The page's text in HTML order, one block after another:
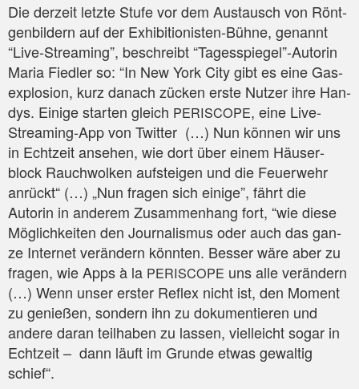
Die der­zeit letz­te Stu­fe vor dem Aus­tausch von Rönt­
gen­bil­dern auf der Exhi­bi­tio­nis­ten-Büh­ne, genannt
“Live-Strea­ming”, beschreibt “Tagesspiegel”-Autorin
Maria Fied­ler so: “In New York City gibt es eine Gas­
ex­plo­si­on, kurz danach zücken ers­te Nut­zer ihre Han­
dys. Eini­ge star­ten gleich PERISCOPE, eine Live-
Strea­ming-App von Twit­ter (…) Nun kön­nen wir uns
in Echt­zeit anse­hen, wie dort über einem Häu­ser­
block Rauch­wol­ken auf­stei­gen und die Feu­er­wehr
anrückt“ (…) „Nun fra­gen sich eini­ge”, fährt die
Autorin in ande­rem Zusam­men­hang fort, “wie die­se
Mög­lich­kei­ten den Jour­na­lis­mus oder auch das gan­
ze Inter­net ver­än­dern könn­ten. Bes­ser wäre aber zu
fra­gen, wie Apps à la PERISCOPE uns alle ver­än­dern
(…) Wenn unser ers­ter Reflex nicht ist, den Moment
zu genie­ßen, son­dern ihn zu doku­men­tie­ren und
ande­re dar­an teil­ha­ben zu las­sen, viel­leicht sogar in
Echt­zeit – dann läuft im Grun­de etwas gewal­tig
schief“.